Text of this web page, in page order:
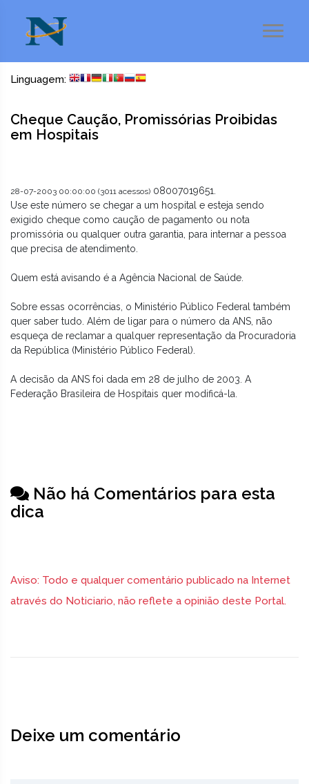
Linguagem:
Cheque Caução, Promissórias Proibidas
em Hospitais
28-07-2003 00:00:00 (3011 acessos) 08007019651.
Use este número se chegar a um hospital e esteja sendo
exigido cheque como caução de pagamento ou nota
promissória ou qualquer outra garantia, para internar a pessoa
que precisa de atendimento.
Quem está avisando é a Agência Nacional de Saúde.
Sobre essas ocorrências, o Ministério Público Federal também
quer saber tudo. Além de ligar para o número da ANS, não
esqueça de reclamar a qualquer representação da Procuradoria
da República (Ministério Público Federal).
A decisão da ANS foi dada em 28 de julho de 2003. A
Federação Brasileira de Hospitais quer modificá-la.
Não há Comentários para esta
dica
Aviso: Todo e qualquer comentário publicado na Internet
através do Noticiario, não reflete a opinião deste Portal.
Deixe um comentário